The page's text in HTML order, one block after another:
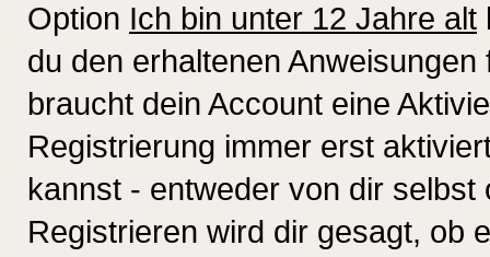
Option Ich bin unter 12 Jahre alt
du den erhaltenen
braucht dein Account eine
Registrierung immer erst
kannst - entweder von dir selbst
Registrieren wird dir gesagt, ob